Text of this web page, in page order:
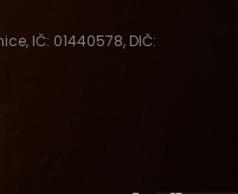
IČ: 01440578, DIČ: